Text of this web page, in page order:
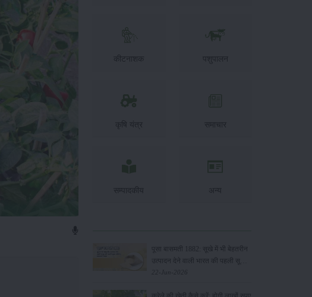
कीटनाशक पशुपालन
कृषि यंत्र समाचार
सम्पादकीय अन्य
पूसा बासमती 1882: सूखे में भी बेहतरीन
उत्पादन देने वाली भारत की पहली सूखा-
सहिष्णु बासमती किस्म
22-Jun-2026